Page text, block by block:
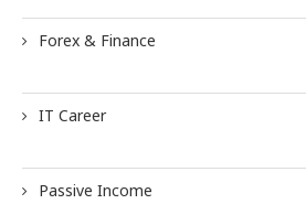
Forex & Finance
IT Career
Passive Income